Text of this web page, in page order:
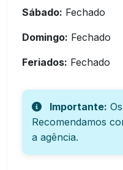
Sábado: Fechado
Domingo: Fechado
Feriados: Fechado
Importante:
Recomendamos
a agência.